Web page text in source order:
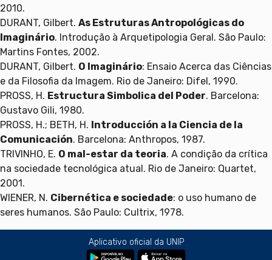
2010.
DURANT, Gilbert. As Estruturas Antropológicas do
Imaginário. Introdução à Arquetipologia Geral. São Paulo:
Martins Fontes, 2002.
DURANT, Gilbert. O Imaginário: Ensaio Acerca das Ciências
e da Filosofia da Imagem. Rio de Janeiro: Difel, 1990.
PROSS, H. Estructura Simbolica del Poder. Barcelona:
Gustavo Gili, 1980.
PROSS, H.; BETH, H. Introducción a la Ciencia de la
Comunicación. Barcelona: Anthropos, 1987.
TRIVINHO, E. O mal-estar da teoria. A condição da crítica
na sociedade tecnológica atual. Rio de Janeiro: Quartet,
2001.
WIENER, N. Cibernética e sociedade: o uso humano de
seres humanos. São Paulo: Cultrix, 1978.
Aplicativo oficial da UNIP